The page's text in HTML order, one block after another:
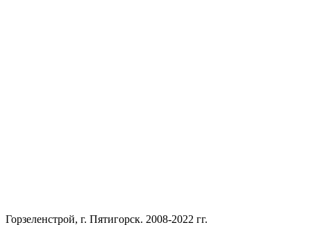
Горзеленстрой, г. Пятигорск. 2008-2022 гг.